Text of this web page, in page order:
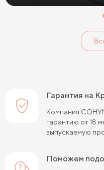
Кровати с мягким
Кровати белого цвета
Кровати цвета графит
Кровати красного цвета
Гарантия на
Компания
гарантию от 18
выпускаемую
Поможем